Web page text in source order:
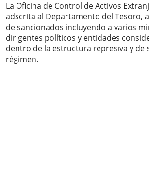
La Oficina de Control de Activos
adscrita al Departamento del Tesoro,
de sancionados incluyendo a varios
dirigentes políticos y entidades
dentro de la estructura represiva y de
régimen.